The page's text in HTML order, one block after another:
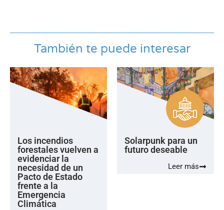
También te puede interesar
Los incendios
forestales vuelven a
evidenciar la
necesidad de un
Pacto de Estado
frente a la
Emergencia
Climática
Solarpunk para un
futuro deseable
Leer más